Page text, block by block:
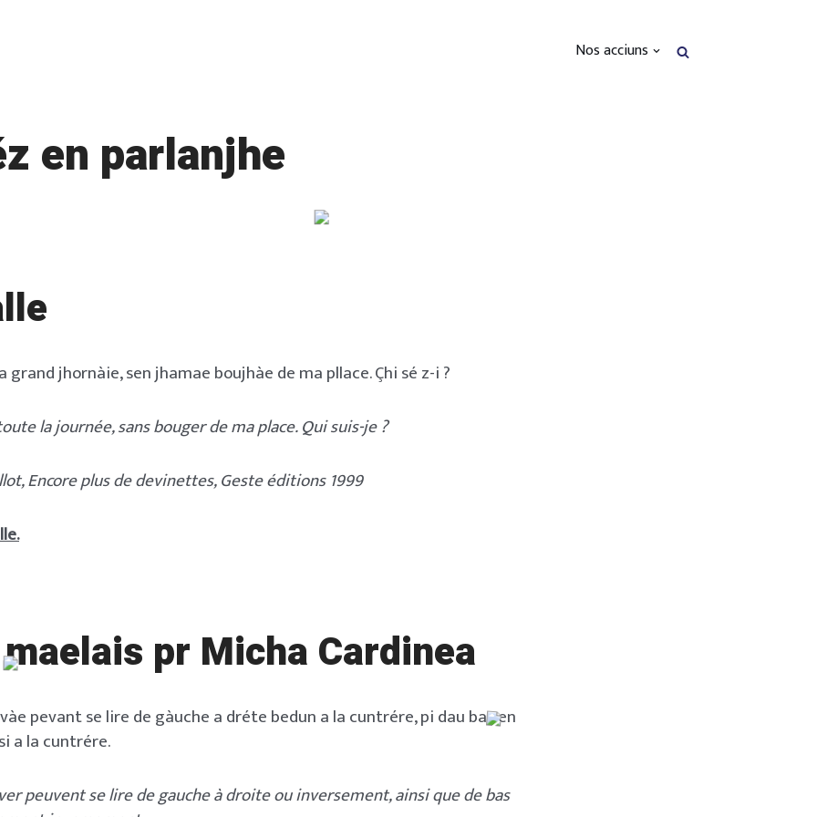
Nos acciuns
en parlanjhe
grand jhornàie, sen jhamae boujhàe de ma pllace. Çhi sé z-i ?
la journée, sans bouger de ma place. Qui suis-je ?
Encore plus de devinettes, Geste éditions 1999
pr Micha Cardinea
pevant se lire de gàuche a dréte bedun a la cuntrére, pi dau bas en
a la cuntrére.
peuvent se lire de gauche à droite ou inversement, ainsi que de bas